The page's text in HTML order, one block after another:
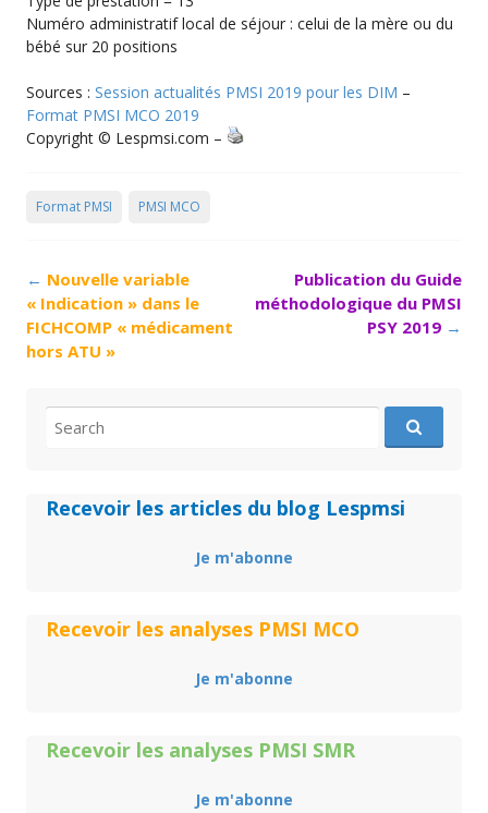
Numéro administratif local de séjour : celui de la mère ou du
bébé sur 20 positions
Sources : Session actualités PMSI 2019 pour les DIM –
Format PMSI MCO 2019
Copyright © Lespmsi.com –
Format PMSI PMSI MCO
Post
navigation
← Nouvelle variable
« Indication » dans le
FICHCOMP « médicament
hors ATU »
Publication du Guide
méthodologique du PMSI
PSY 2019 →
for:
Recevoir les articles du blog Lespmsi
Je m'abonne
Recevoir les analyses PMSI MCO
Je m'abonne
Recevoir les analyses PMSI SMR
Je m'abonne